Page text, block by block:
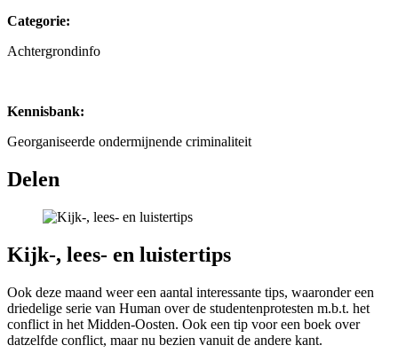
Categorie:
Achtergrondinfo
Kennisbank:
Georganiseerde ondermijnende criminaliteit
Delen
Kijk-, lees- en luistertips
Ook deze maand weer een aantal interessante tips, waaronder een
driedelige serie van Human over de studentenprotesten m.b.t. het
conflict in het Midden-Oosten. Ook een tip voor een boek over
datzelfde conflict, maar nu bezien vanuit de andere kant.